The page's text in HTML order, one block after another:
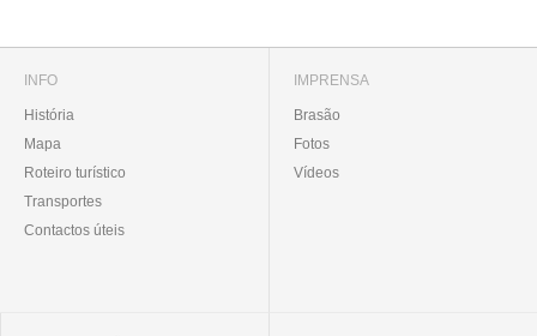
INFO
História
Mapa
Roteiro turístico
Transportes
Contactos úteis
IMPRENSA
Brasão
Fotos
Vídeos